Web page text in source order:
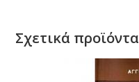
Σχετικά προϊόντα